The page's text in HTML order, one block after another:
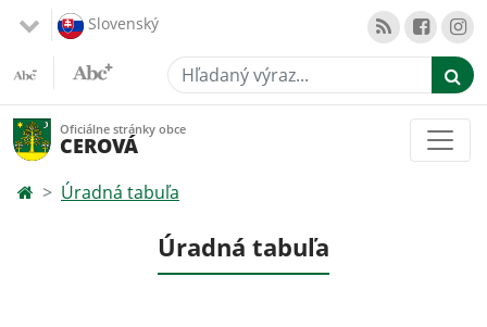
Slovenský
Hľadaný výraz...
Oficiálne stránky obce
CEROVÁ
Úradná tabuľa
Úradná tabuľa